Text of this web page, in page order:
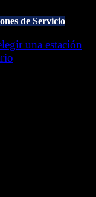
de Servicio
una estación